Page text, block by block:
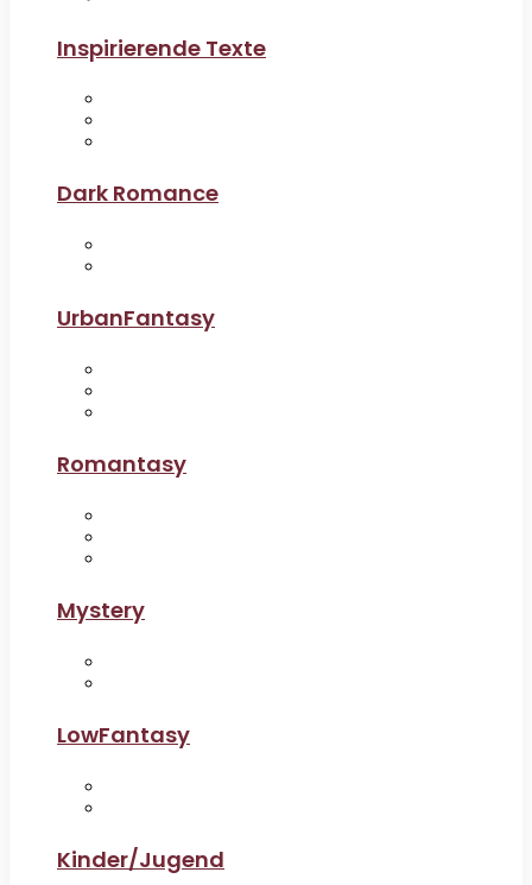
Inspirierende Texte
Dark Romance
UrbanFantasy
Romantasy
Mystery
LowFantasy
Kinder/Jugend